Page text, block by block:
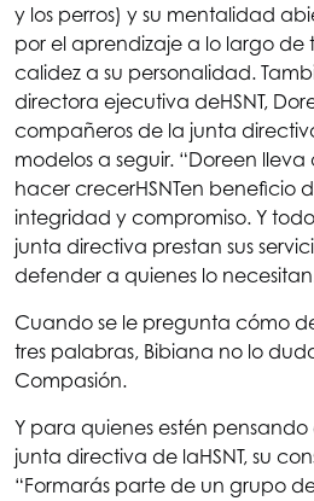
y los perros) y su mentalidad
por el aprendizaje a lo largo
calidez a su personalidad.
directora ejecutiva deHSNT,
compañeros de la junta
modelos a seguir. “Doreen
hacer crecerHSNTen beneficio
integridad y compromiso. Y
junta directiva prestan sus
defender a quienes lo
Cuando se le pregunta cómo
tres palabras, Bibiana no lo
Compasión.
Y para quienes estén
junta directiva de laHSNT, su
“Formarás parte de un grupo